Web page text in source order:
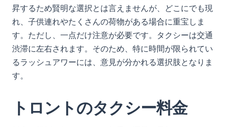
昇するため賢明な選択とは言えませんが、どこにでも現
れ、子供連れやたくさんの荷物がある場合に重宝しま
す。ただし、一点だけ注意が必要です。タクシーは交通
渋滞に左右されます。そのため、特に時間が限られてい
るラッシュアワーには、意見が分かれる選択肢となりま
す。
トロントのタクシー料金